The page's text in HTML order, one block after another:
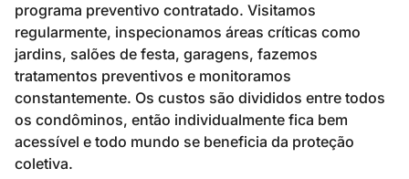
programa preventivo contratado. Visitamos
regularmente, inspecionamos áreas críticas como
jardins, salões de festa, garagens, fazemos
tratamentos preventivos e monitoramos
constantemente. Os custos são divididos entre todos
os condôminos, então individualmente fica bem
acessível e todo mundo se beneficia da proteção
coletiva.